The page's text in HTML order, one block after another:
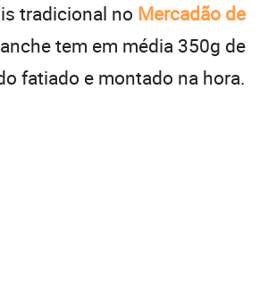
tradicional no Mercadão de
tem em média 350g de
fatiado e montado na hora.